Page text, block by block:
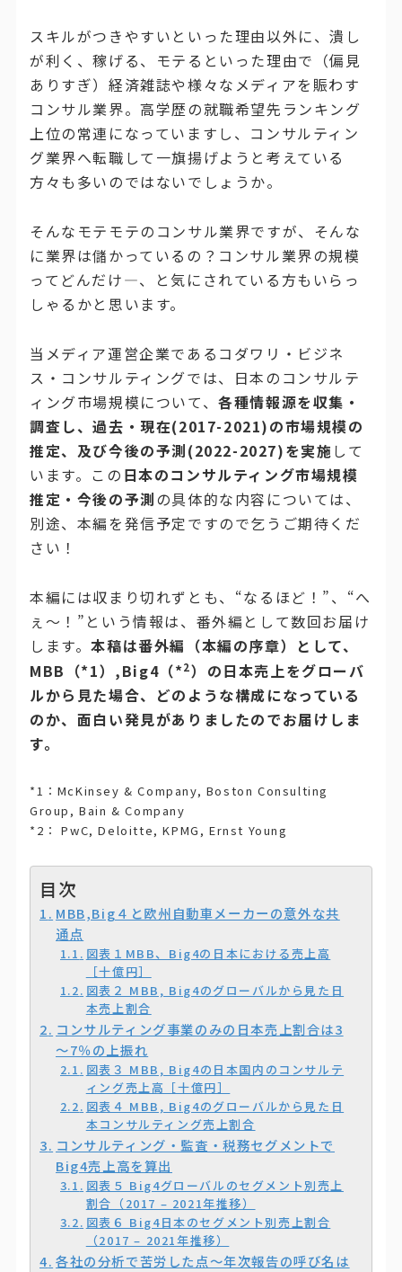
スキルがつきやすいといった理由以外に、潰し
が利く、稼げる、モテるといった理由で（偏見
ありすぎ）経済雑誌や様々なメディアを賑わす
コンサル業界。高学歴の就職希望先ランキング
上位の常連になっていますし、コンサルティン
グ業界へ転職して一旗揚げようと考えている
方々も多いのではないでしょうか。
そんなモテモテのコンサル業界ですが、そんな
に業界は儲かっているの？コンサル業界の規模
ってどんだけ―、と気にされている方もいらっ
しゃるかと思います。
当メディア運営企業であるコダワリ・ビジネ
ス・コンサルティングでは、日本のコンサルテ
ィング市場規模について、各種情報源を収集・
調査し、過去・現在(2017-2021)の市場規模の
推定、及び今後の予測(2022-2027)を実施して
います。この 日本のコンサルティング市場規模
推定・今後の予測の具体的な内容については、
別途、本編を発信予定ですので乞うご期待くだ
さい！
本編には収まり切れずとも、“なるほど！”、“へ
ぇ～！”という情報は、番外編として数回お届け
します。本稿は番外編（本編の序章）として、
MBB（*1）,Big4（*2）の日本売上をグローバ
ルから見た場合、どのような構成になっている
のか、面白い発見がありましたのでお届けしま
す。
*1：McKinsey & Company, Boston Consulting
Group, Bain & Company
*2： PwC, Deloitte, KPMG, Ernst Young
目次
MBB,Big４と欧州自動車メーカーの意外な共
通点
図表１MBB、Big4の日本における売上高
［十億円］
図表２ MBB, Big4のグローバルから見た日
本売上割合
コンサルティング事業のみの日本売上割合は3
～7％の上振れ
図表３ MBB, Big4の日本国内のコンサルテ
ィング売上高［十億円］
図表４ MBB, Big4のグローバルから見た日
本コンサルティング売上割合
コンサルティング・監査・税務セグメントで
Big4売上高を算出
図表５ Big4グローバルのセグメント別売上
割合（2017 – 2021年推移）
図表６ Big4日本のセグメント別売上割合
（2017 – 2021年推移）
各社の分析で苦労した点～年次報告の呼び名は